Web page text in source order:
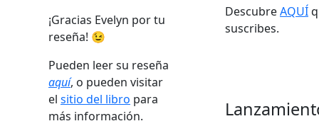
¡Gracias Evelyn por tu
reseña! 😉
Pueden leer su reseña
aquí, o pueden visitar
el sitio del libro para
más información.
DescubreAQUÍ
suscribes.